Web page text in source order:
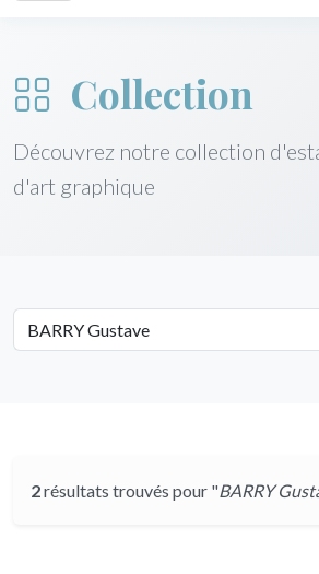
Collection
Découvrez notre collection
d'art graphique
2résultats trouvés pour "BARRY